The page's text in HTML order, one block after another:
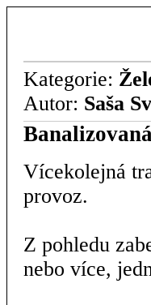
Kategorie:
Autor: Saša
Vícekolejná
provoz.
Z pohledu
nebo více,